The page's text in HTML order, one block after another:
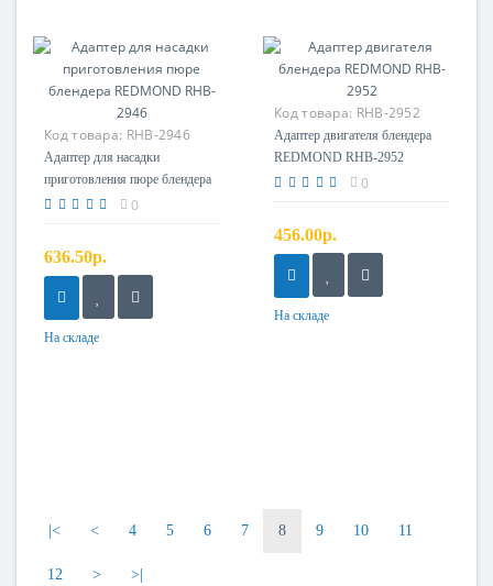
Код товара: RHB-2946
Адаптер насадки пюре
Адаптер для насадки
приготовления пюре блендера
REDMOND RHB-2946
0
636.50р.
На складе
Код товара: RHB-2952
Адаптер двигателя
Адаптер двигателя блендера
REDMOND RHB-2952
0
456.00р.
На складе
|< < 4 5 6 7 8 9 10 11
12 > >|